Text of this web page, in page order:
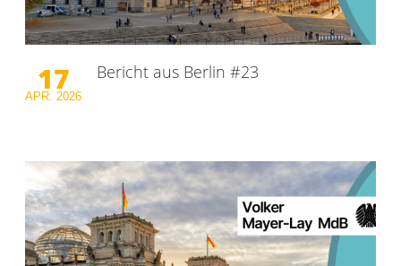
17
APR.2026
Bericht aus Berlin #23